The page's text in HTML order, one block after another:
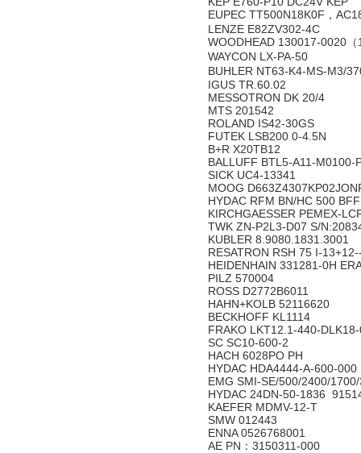
EUPEC TT500N18K0F，
LENZE E82ZV302-4C
WOODHEAD 130017-0020
WAYCON LX-PA-50
BUHLER NT63-K4-MS-M3/
IGUS TR.60.02
MESSOTRON DK 20/4
MTS 201542
ROLAND IS42-30GS
FUTEK LSB200 0-4.5N
B+R X20TB12
BALLUFF BTL5-A11-M0100-
SICK UC4-13341
MOOG
HYDAC RFM BN/HC 500
KIRCHGAESSER PEMEX-
TWK ZN-P2L3-D07 S/
KUBLER 8.9080.1831.3001
RESATRON RSH 75 I-
HEIDENHAIN 331281-0H
PILZ 570004
ROSS D2772B6011
HAHN+KOLB 52116620
BECKHOFF KL1114
FRAKO LKT12.1-440-
SC SC10-600-2
HACH 6028PO PH
HYDAC HDA4444-A-600-000
EMG SMI-SE/500/2400/
HYDAC 24DN-50-1836
KAEFER MDMV-12-T
SMW 012443
ENNA 0526768001
AE PN：3150311-000